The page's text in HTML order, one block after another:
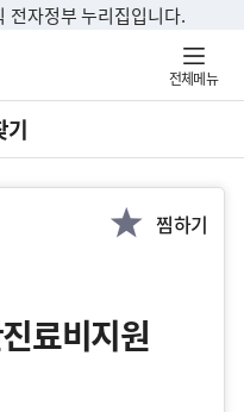
전자정부 누리집입니다.
전체메뉴
기
찜하기
료비지원